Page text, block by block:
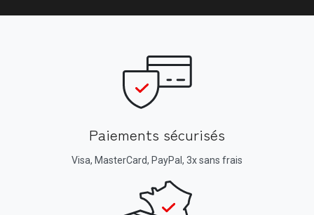
Paiements sécurisés
Visa, MasterCard, PayPal, 3x sans frais